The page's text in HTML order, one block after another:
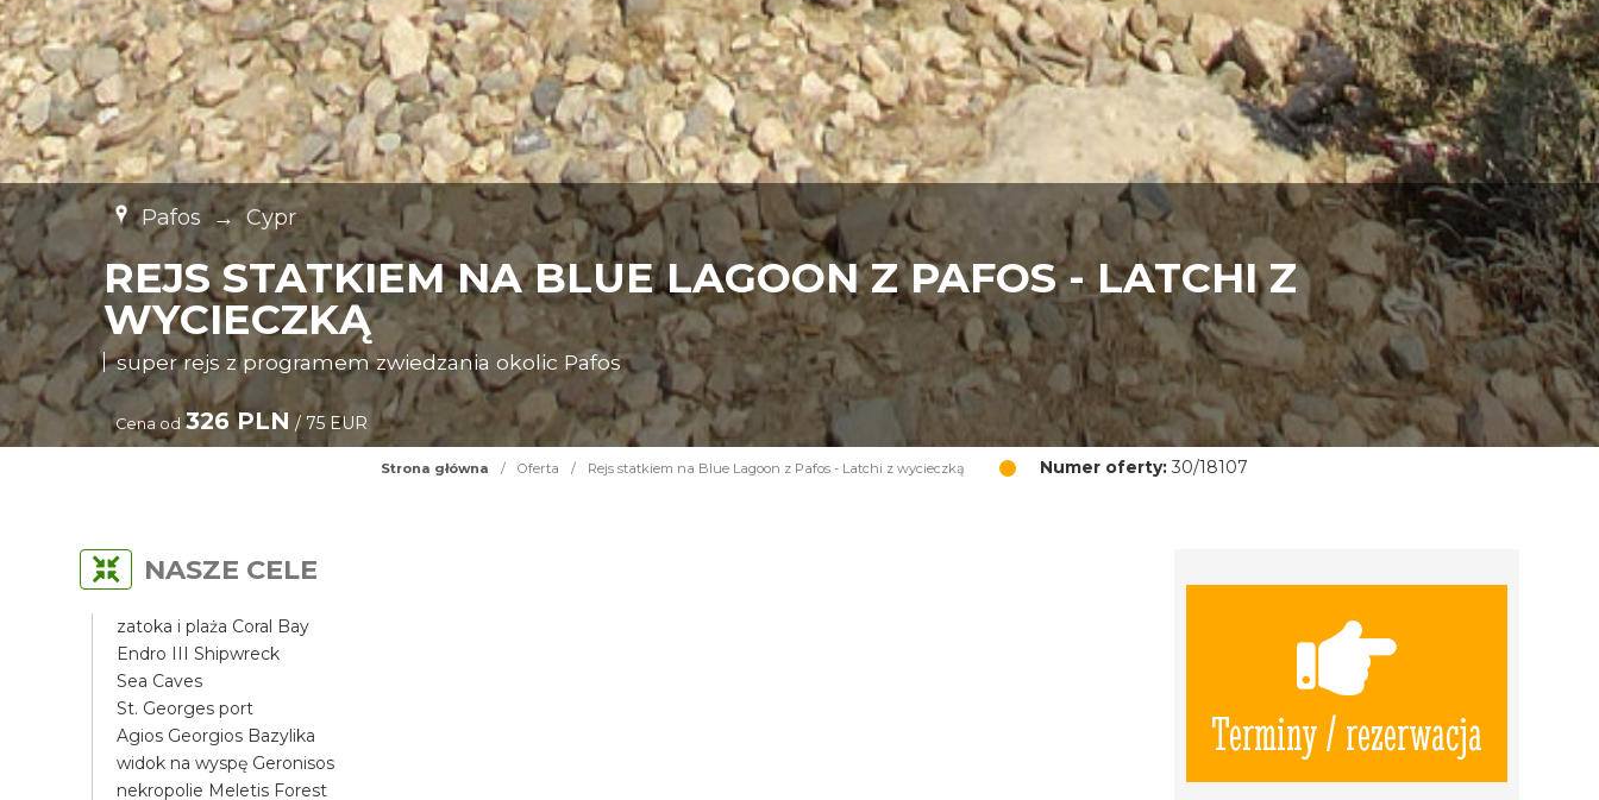
Pafos → Cypr
REJS STATKIEM NA BLUE LAGOON Z PAFOS - LATCHI Z
WYCIECZKĄ
super rejs z programem zwiedzania okolic Pafos
Cena od 326 PLN / 75 EUR
Strona główna / Oferta / Rejs statkiem na Blue Lagoon z Pafos - Latchi z wycieczką Numer oferty: 30/18107
Terminy / rezerwacja
NASZE CELE
zatoka i plaża Coral Bay
Endro III Shipwreck
Sea Caves
St. Georges port
Agios Georgios Bazylika
widok na wyspę Geronisos
nekropolie Meletis Forest